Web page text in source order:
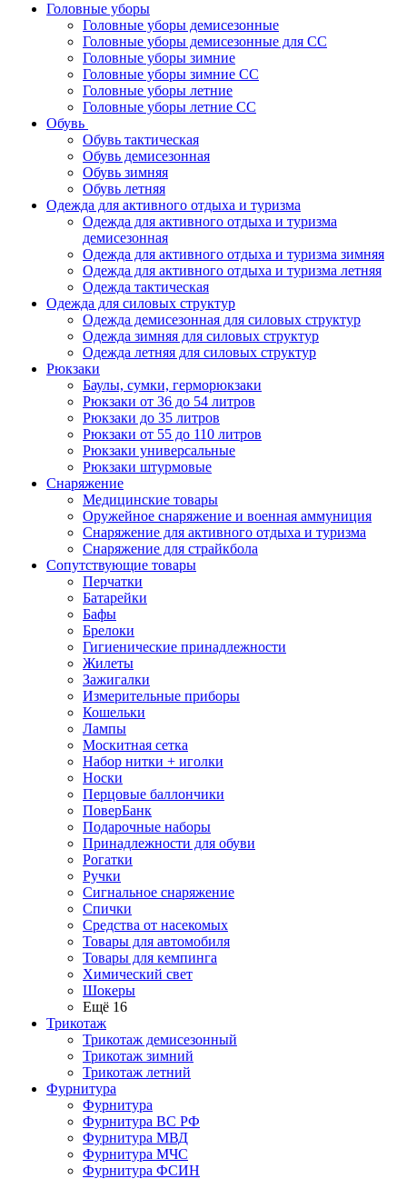
Головные уборы
Головные уборы демисезонные
Головные уборы демисезонные для СС
Головные уборы зимние
Головные уборы зимние СС
Головные уборы летние
Головные уборы летние СС
Обувь
Обувь тактическая
Обувь демисезонная
Обувь зимняя
Обувь летняя
Одежда для активного отдыха и туризма
Одежда для активного отдыха и туризма
демисезонная
Одежда для активного отдыха и туризма зимняя
Одежда для активного отдыха и туризма летняя
Одежда тактическая
Одежда для силовых структур
Одежда демисезонная для силовых структур
Одежда зимняя для силовых структур
Одежда летняя для силовых структур
Рюкзаки
Баулы, сумки, герморюкзаки
Рюкзаки от 36 до 54 литров
Рюкзаки до 35 литров
Рюкзаки от 55 до 110 литров
Рюкзаки универсальные
Рюкзаки штурмовые
Снаряжение
Медицинские товары
Оружейное снаряжение и военная аммуниция
Снаряжение для активного отдыха и туризма
Снаряжение для страйкбола
Сопутствующие товары
Перчатки
Батарейки
Бафы
Брелоки
Гигиенические принадлежности
Жилеты
Зажигалки
Измерительные приборы
Кошельки
Лампы
Москитная сетка
Набор нитки + иголки
Носки
Перцовые баллончики
ПоверБанк
Подарочные наборы
Принадлежности для обуви
Рогатки
Ручки
Сигнальное снаряжение
Спички
Средства от насекомых
Товары для автомобиля
Товары для кемпинга
Химический свет
Шокеры
Ещё 16
Трикотаж
Трикотаж демисезонный
Трикотаж зимний
Трикотаж летний
Фурнитура
Фурнитура
Фурнитура ВС РФ
Фурнитура МВД
Фурнитура МЧС
Фурнитура ФСИН